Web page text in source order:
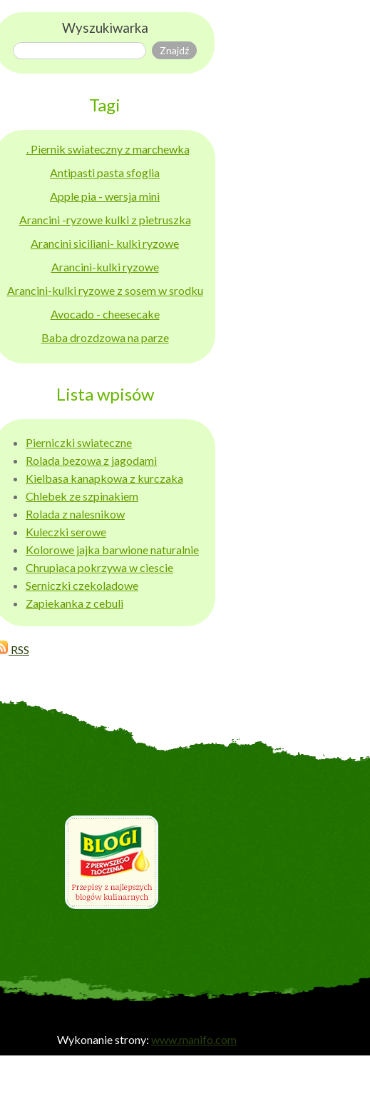
Wyszukiwarka
Tagi
. Piernik swiateczny z marchewka
Antipasti pasta sfoglia
Apple pia - wersja mini
Arancini -ryzowe kulki z pietruszka
Arancini siciliani- kulki ryzowe
Arancini-kulki ryzowe
Arancini-kulki ryzowe z sosem w srodku
Avocado - cheesecake
Baba drozdzowa na parze
Lista wpisów
Pierniczki swiateczne
Rolada bezowa z jagodami
Kielbasa kanapkowa z kurczaka
Chlebek ze szpinakiem
Rolada z nalesnikow
Kuleczki serowe
Kolorowe jajka barwione naturalnie
Chrupiaca pokrzywa w ciescie
Serniczki czekoladowe
Zapiekanka z cebuli
RSS
Wykonanie strony: www.manifo.com